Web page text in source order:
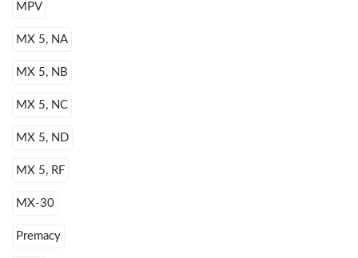
MPV
MX 5, NA
MX 5, NB
MX 5, NC
MX 5, ND
MX 5, RF
MX-30
Premacy